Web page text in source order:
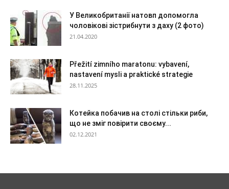
У Великобританії натовп допомогла
чоловікові зістрибнути з даху (2 фото)
21.04.2020
Přežití zimního maratonu: vybavení,
nastavení mysli a praktické strategie
28.11.2025
Котейка побачив на столі стільки риби,
що не зміг повірити своєму...
02.12.2021